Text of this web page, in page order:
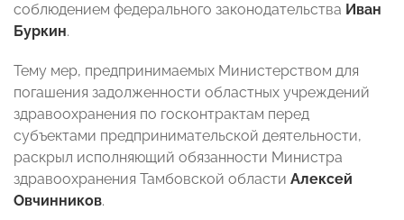
соблюдением федерального законодательства Иван
Буркин.
Тему мер, предпринимаемых Министерством для
погашения задолженности областных учреждений
здравоохранения по госконтрактам перед
субъектами предпринимательской деятельности,
раскрыл исполняющий обязанности Министра
здравоохранения Тамбовской области Алексей
Овчинников.